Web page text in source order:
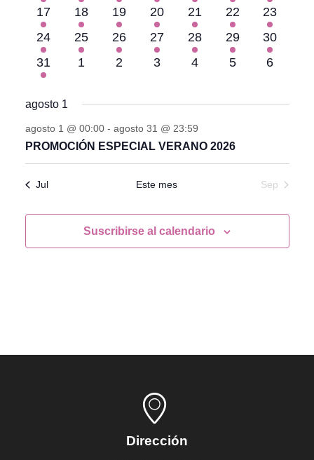
evento
evento
evento
evento
evento
evento
evento
1
evento
17
1
evento
18
1
evento
19
1
evento
20
1
evento
21
1
evento
22
1
evento
23
1
evento
24
1
evento
25
1
evento
26
1
evento
27
1
evento
28
1
evento
29
1
evento
30
1
evento
31
0
1
0
2
0
3
0
4
0
5
0
6
agosto 1
agosto 1 @ 00:00- agosto 31 @ 23:59
PROMOCIÓN ESPECIAL VERANO 2026
Jul Este mes Sep
Suscribirse al calendario
Dirección